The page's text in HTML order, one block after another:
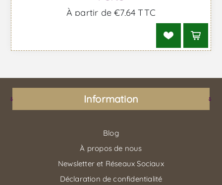
À partir de €7,64 TTC
Information
Blog
À propos de nous
Newsletter et Réseaux Sociaux
Déclaration de confidentialité